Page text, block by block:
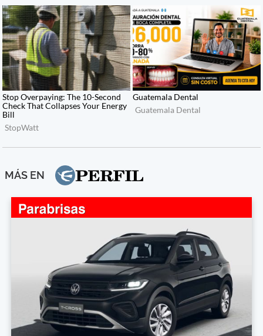
MÁS EN